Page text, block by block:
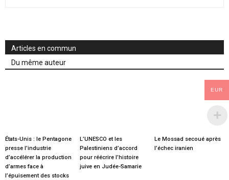
Articles en commun
Du même auteur
États-Unis : le Pentagone
presse l’industrie
d’accélérer la production
d’armes face à
l’épuisement des stocks
L’UNESCO et les
Palestiniens d’accord
pour réécrire l’histoire
juive en Judée-Samarie
Le Mossad secoué après
l’échec iranien
EUR